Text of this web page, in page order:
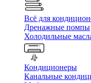
Всё для
Дренажные помпы
Холодильные
Кондиционеры
Канальные